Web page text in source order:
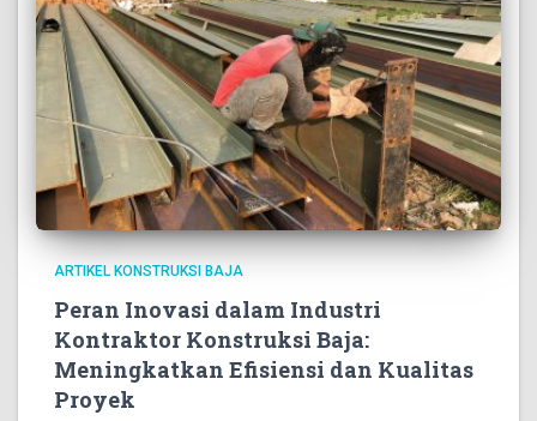
ARTIKEL KONSTRUKSI BAJA
Peran Inovasi dalam Industri
Kontraktor Konstruksi Baja:
Meningkatkan Efisiensi dan Kualitas
Proyek